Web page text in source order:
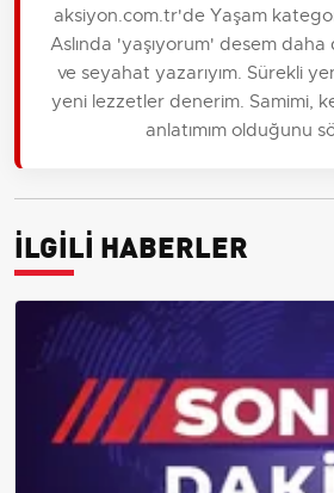
aksiyon.com.tr'de Yaşam
Aslında 'yaşıyorum' desem
ve seyahat yazarıyım. Sürekli
yeni lezzetler denerim. Samimi,
anlatımım olduğunu
İLGİLİ HABERLER